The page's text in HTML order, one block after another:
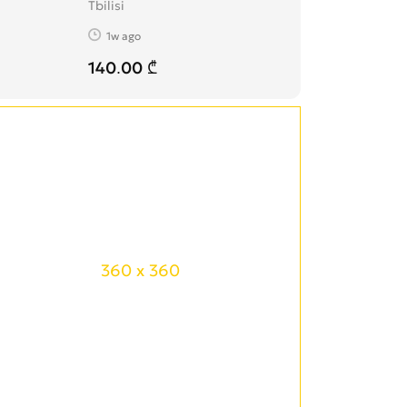
Tbilisi
1w ago
140.00 ₾
360 x 360